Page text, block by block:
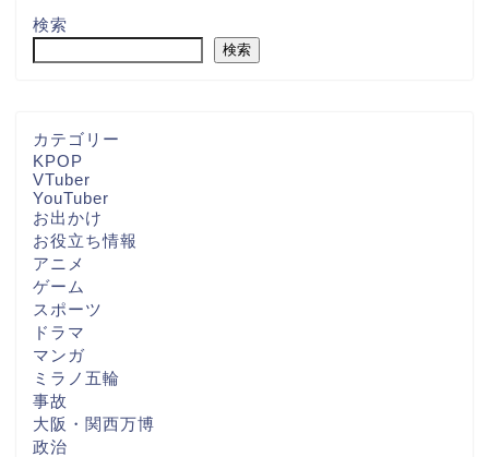
検索
検索
カテゴリー
KPOP
VTuber
YouTuber
お出かけ
お役立ち情報
アニメ
ゲーム
スポーツ
ドラマ
マンガ
ミラノ五輪
事故
大阪・関西万博
政治